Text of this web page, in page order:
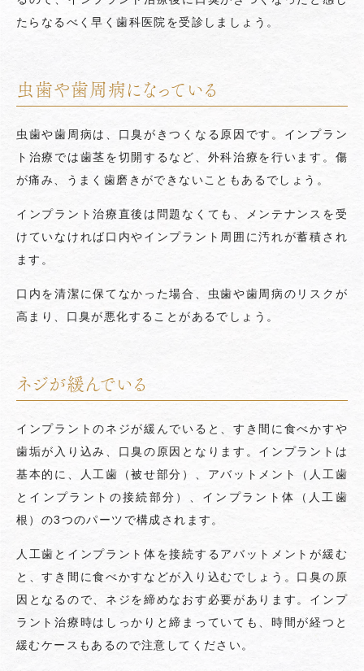
たらなるべく早く歯科医院を受診しましょう。
虫歯や歯周病になっている
虫歯や歯周病は、口臭がきつくなる原因です。インプラン
ト治療では歯茎を切開するなど、外科治療を行います。傷
が痛み、うまく歯磨きができないこともあるでしょう。
インプラント治療直後は問題なくても、メンテナンスを受
けていなければ口内やインプラント周囲に汚れが蓄積され
ます。
口内を清潔に保てなかった場合、虫歯や歯周病のリスクが
高まり、口臭が悪化することがあるでしょう。
ネジが緩んでいる
インプラントのネジが緩んでいると、すき間に食べかすや
歯垢が入り込み、口臭の原因となります。インプラントは
基本的に、人工歯（被せ部分）、アバットメント（人工歯
とインプラントの接続部分）、インプラント体（人工歯
根）の3つのパーツで構成されます。
人工歯とインプラント体を接続するアバットメントが緩む
と、すき間に食べかすなどが入り込むでしょう。口臭の原
因となるので、ネジを締めなおす必要があります。インプ
ラント治療時はしっかりと締まっていても、時間が経つと
緩むケースもあるので注意してください。